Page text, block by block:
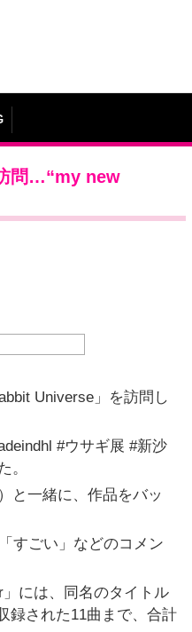
問…“my new
Universe」を訪問し
#ウサギ展 #新沙
。
と一緒に、作品をバッ
すごい」などのコメン
には、同名のタイトル
録された11曲まで、合計